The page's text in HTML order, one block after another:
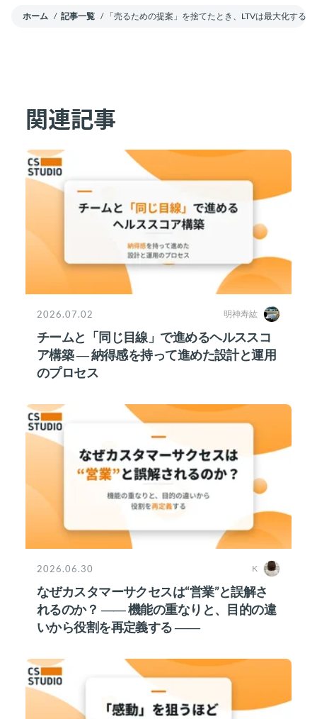
ホーム / 記事一覧 / 「売るための提案」を捨てたとき、LTVは最大化する
関連記事
2026.07.02 明神寿紘
チームと「同じ目線」で進めるヘルススコ
ア構築 ― 納得感を持って進めた設計と運用
のプロセス
2026.06.30 K
なぜカスタマーサクセスは“営業”と誤解さ
れるのか？ ―― 機能の重なりと、目的の違
いから役割を再定義する ――